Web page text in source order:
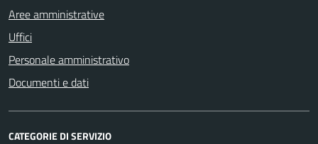
Aree amministrative
Uffici
Personale amministrativo
Documenti e dati
CATEGORIE DI SERVIZIO